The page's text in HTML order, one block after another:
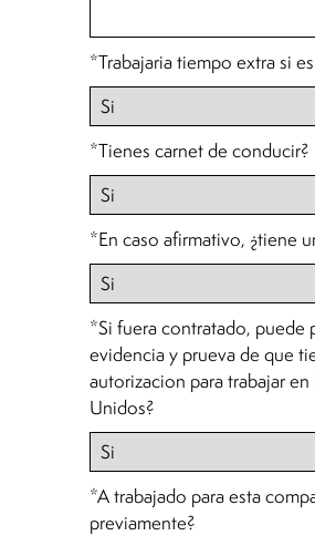
*Trabajaria tiempo extra si
*Tienes carnet de conducir?
*En caso afirmativo, ¿tiene
*Si fuera contratado, puede
evidencia y prueva de que
autorizacion para trabajar en
Unidos?
*A trabajado para esta
previamente?